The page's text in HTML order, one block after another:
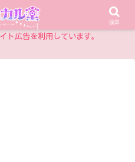
テム情報サイト
ト広告を利用しています。
検索